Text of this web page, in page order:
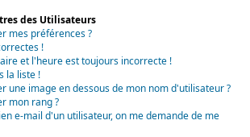
des Utilisateurs
mes préférences ?
!
et l'heure est toujours incorrecte !
la liste !
une image en dessous de mon nom d'utilisateur ?
mon rang ?
e-mail d'un utilisateur, on me demande de me